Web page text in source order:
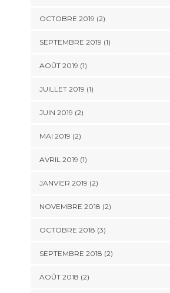
OCTOBRE 2019 (2)
SEPTEMBRE 2019 (1)
AOÛT 2019 (1)
JUILLET 2019 (1)
JUIN 2019 (2)
MAI 2019 (2)
AVRIL 2019 (1)
JANVIER 2019 (2)
NOVEMBRE 2018 (2)
OCTOBRE 2018 (3)
SEPTEMBRE 2018 (2)
AOÛT 2018 (2)